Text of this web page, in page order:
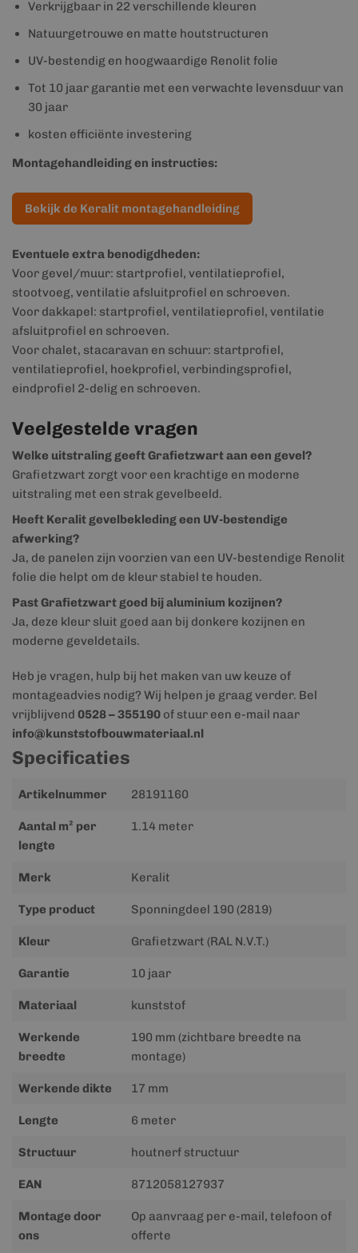
Verkrijgbaar in 22 verschillende kleuren
Natuurgetrouwe en matte houtstructuren
UV-bestendig en hoogwaardige Renolit folie
Tot 10 jaar garantie met een verwachte levensduur van
30 jaar
kosten efficiënte investering
Montagehandleiding en instructies:
Bekijk de Keralit montagehandleiding
Eventuele extra benodigdheden:
Voor gevel/muur: startprofiel, ventilatieprofiel,
stootvoeg, ventilatie afsluitprofiel en schroeven.
Voor dakkapel: startprofiel, ventilatieprofiel, ventilatie
afsluitprofiel en schroeven.
Voor chalet, stacaravan en schuur: startprofiel,
ventilatieprofiel, hoekprofiel, verbindingsprofiel,
eindprofiel 2-delig en schroeven.
Veelgestelde vragen
Welke uitstraling geeft Grafietzwart aan een gevel?
Grafietzwart zorgt voor een krachtige en moderne
uitstraling met een strak gevelbeeld.
Heeft Keralit gevelbekleding een UV-bestendige
afwerking?
Ja, de panelen zijn voorzien van een UV-bestendige Renolit
folie die helpt om de kleur stabiel te houden.
Past Grafietzwart goed bij aluminium kozijnen?
Ja, deze kleur sluit goed aan bij donkere kozijnen en
moderne geveldetails.
Heb je vragen, hulp bij het maken van uw keuze of
montageadvies nodig? Wij helpen je graag verder. Bel
vrijblijvend 0528 – 355190 of stuur een e-mail naar
info@kunststofbouwmateriaal.nl
Specificaties
Meer
Artikelnummer 28191160
Aantal m² per
lengte
1.14 meter
Merk Keralit
Type product Sponningdeel 190 (2819)
Kleur Grafietzwart (RAL N.V.T.)
Garantie 10 jaar
Materiaal kunststof
Werkende
breedte
190 mm (zichtbare breedte na
montage)
Werkende dikte 17 mm
Lengte 6 meter
Structuur houtnerf structuur
EAN 8712058127937
Montage door
ons
Op aanvraag per e-mail, telefoon of
offerte